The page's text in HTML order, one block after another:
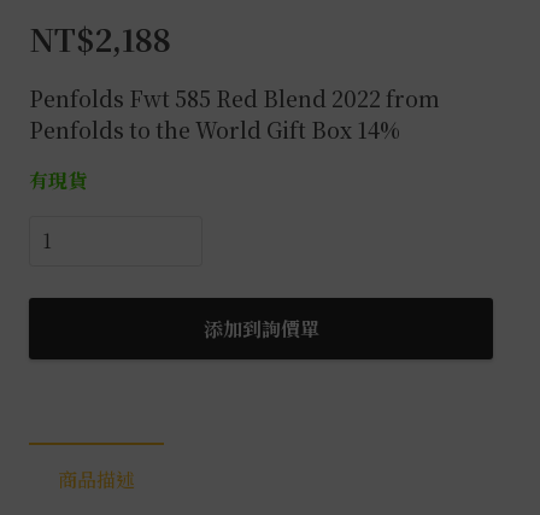
NT$2,188
Penfolds Fwt 585 Red Blend 2022 from
Penfolds to the World Gift Box 14%
有現貨
澳
奔
Bin585
禮
添加到詢價單
商品描述